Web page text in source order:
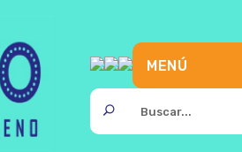
MENÚ